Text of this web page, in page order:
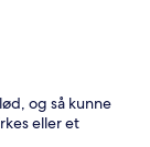
og så kunne
eller et